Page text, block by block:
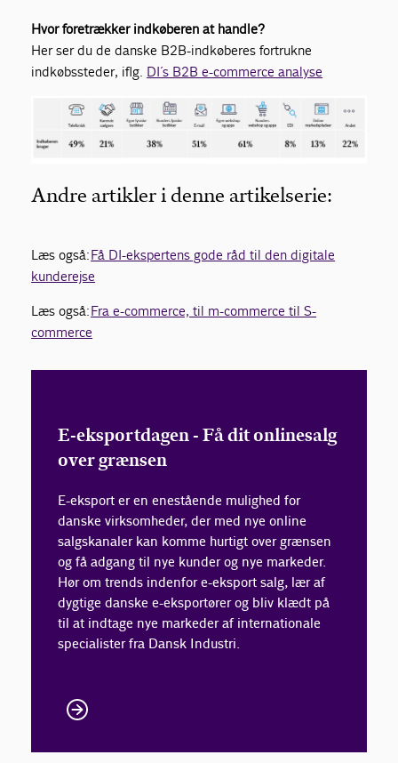
Hvor foretrækker indkøberen at handle?
Her ser du de danske B2B-indkøberes fortrukne
indkøbssteder, iflg. DI´s B2B e-commerce analyse
Andre artikler i denne artikelserie:
Læs også:Få DI-ekspertens gode råd til den digitale
kunderejse
Læs også:Fra e-commerce, til m-commerce til S-
commerce
E-eksportdagen - Få dit onlinesalg
over grænsen
E-eksport er en enestående mulighed for
danske virksomheder, der med nye online
salgskanaler kan komme hurtigt over grænsen
og få adgang til nye kunder og nye markeder.
Hør om trends indenfor e-eksport salg, lær af
dygtige danske e-eksportører og bliv klædt på
til at indtage nye markeder af internationale
specialister fra Dansk Industri.